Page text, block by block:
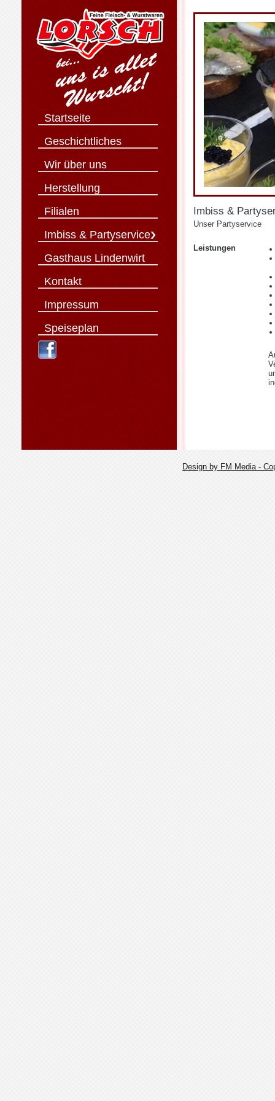
Startseite
Geschichtliches
Wir über uns
Herstellung
Filialen
Imbiss & Partyservice
Gasthaus Lindenwirt
Kontakt
Impressum
Speiseplan
Imbiss &
Unser Partyservice
Leistungen
Design by FM Media -